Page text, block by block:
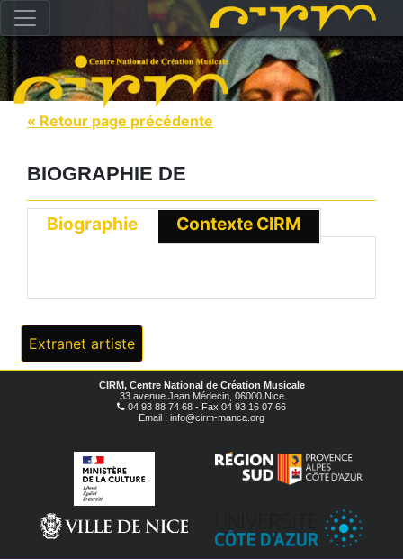
« Retour page précédente
BIOGRAPHIE DE
Biographie Contexte CIRM
Extranet artiste
CIRM, Centre National de Création Musicale
33 avenue Jean Médecin, 06000 Nice
04 93 88 74 68 - Fax 04 93 16 07 66
Email : info@cirm-manca.org